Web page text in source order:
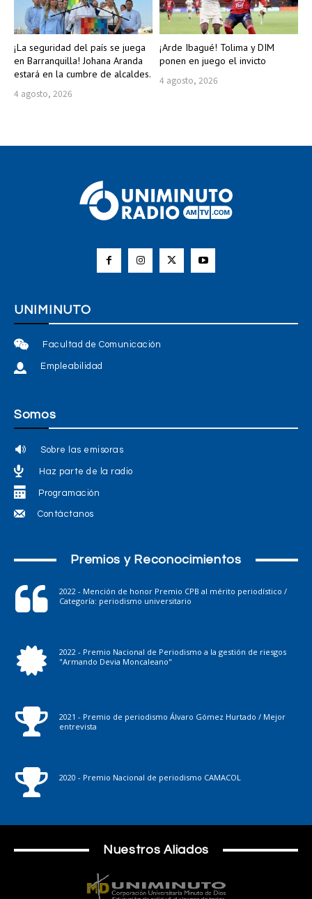
¡La seguridad del país se juega
en Barranquilla! Johana Aranda
estará en la cumbre de alcaldes.
4 agosto, 2026
¡Arde Ibagué! Tolima y DIM
ponen en juego el invicto
4 agosto, 2026
UNIMINUTO
Facultad de Comunicación
Empleabilidad
Somos
Sobre las emisoras
Haz parte de la radio
Programación
Contáctanos
Premios y Reconocimientos
2022 - Mención de honor Premio CPB al mérito periodístico /
Categoría: periodismo universitario
2022 - Premio Nacional de Periodismo a la gestión de riesgos
"Armando Devia Moncaleano"
2021 - Premio de periodismo Álvaro Gómez Hurtado / Mejor
entrevista
2020 - Premio Nacional de periodismo CAMACOL
Nuestros Aliados